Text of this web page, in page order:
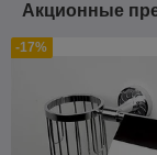
Акционные
-17%